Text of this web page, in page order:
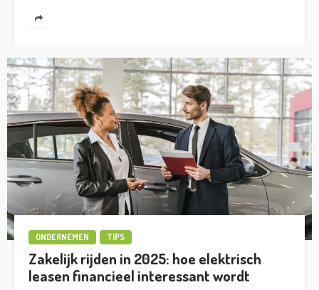
ONDERNEMEN TIPS
Zakelijk rijden in 2025: hoe elektrisch
leasen financieel interessant wordt